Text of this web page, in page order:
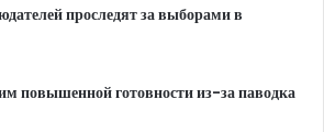
проследят за выборами в
повышенной готовности из-за паводка